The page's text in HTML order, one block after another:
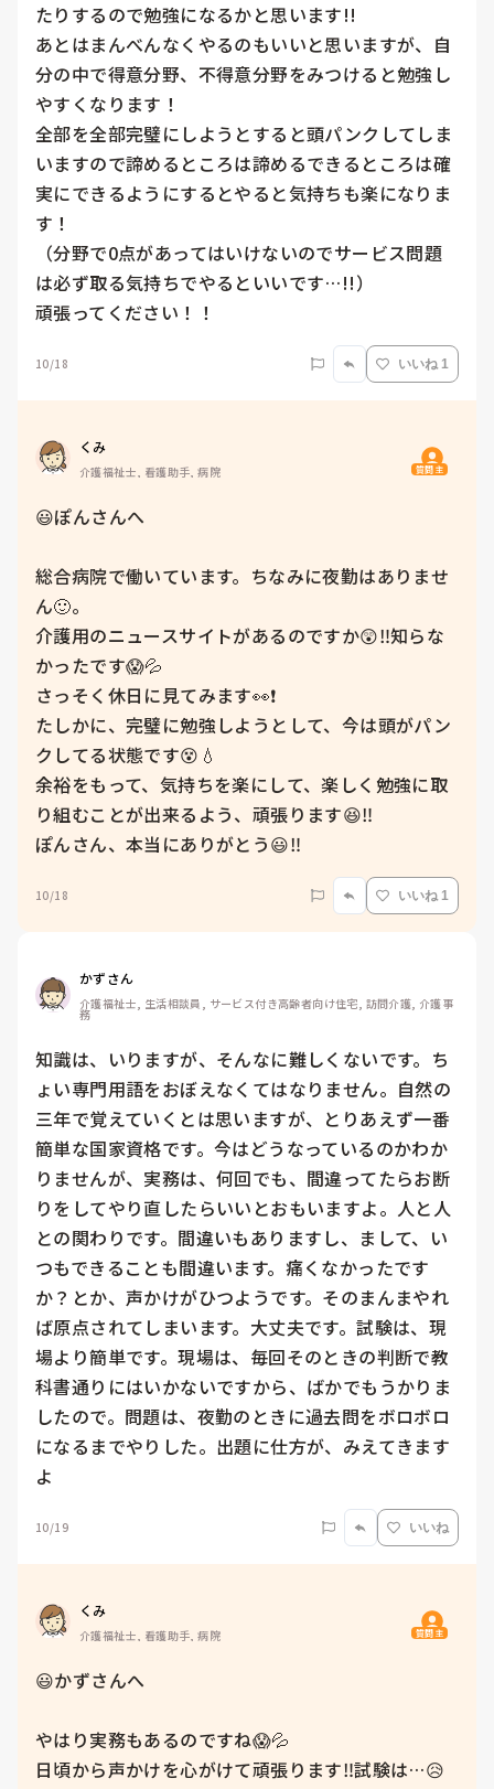
たりするので勉強になるかと思います!!
あとはまんべんなくやるのもいいと思いますが、自
分の中で得意分野、不得意分野をみつけると勉強し
やすくなります！
全部を全部完璧にしようとすると頭パンクしてしま
いますので諦めるところは諦めるできるところは確
実にできるようにするとやると気持ちも楽になりま
す！
（分野で0点があってはいけないのでサービス問題
は必ず取る気持ちでやるといいです…!!）
頑張ってください！！
10/18 いいね 1
くみ
介護福祉士, 看護助手, 病院 質問主
😃ぽんさんへ
総合病院で働いています。ちなみに夜勤はありませ
ん🙂。
介護用のニュースサイトがあるのですか😲‼️知らな
かったです😱💦
さっそく休日に見てみます👀❗
たしかに、完璧に勉強しようとして、今は頭がパン
クしてる状態です😵💧
余裕をもって、気持ちを楽にして、楽しく勉強に取
り組むことが出来るよう、頑張ります😆‼️
ぽんさん、本当にありがとう😃‼️
10/18 いいね 1
かずさん
介護福祉士, 生活相談員, サービス付き高齢者向け住宅, 訪問介護, 介護事
務
知識は、いりますが、そんなに難しくないです。ち
ょい専門用語をおぼえなくてはなりません。自然の
三年で覚えていくとは思いますが、とりあえず一番
簡単な国家資格です。今はどうなっているのかわか
りませんが、実務は、何回でも、間違ってたらお断
りをしてやり直したらいいとおもいますよ。人と人
との関わりです。間違いもありますし、まして、い
つもできることも間違います。痛くなかったです
か？とか、声かけがひつようです。そのまんまやれ
ば原点されてしまいます。大丈夫です。試験は、現
場より簡単です。現場は、毎回そのときの判断で教
科書通りにはいかないですから、ばかでもうかりま
したので。問題は、夜勤のときに過去問をボロボロ
になるまでやりした。出題に仕方が、みえてきます
よ
10/19 いいね
くみ
介護福祉士, 看護助手, 病院 質問主
😃かずさんへ
やはり実務もあるのですね😱💦
日頃から声かけを心がけて頑張ります‼️試験は…😥